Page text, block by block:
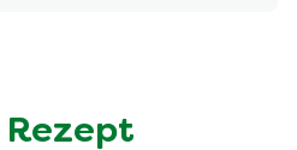
Rezept